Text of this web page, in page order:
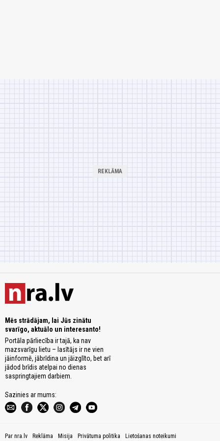
Mēs strādājam, lai Jūs zinātu
svarīgo, aktuālo un interesanto!
Portāla pārliecība ir tajā, ka nav
mazsvarīgu lietu – lasītājs ir ne vien
jāinformē, jābrīdina un jāizglīto, bet arī
jādod brīdis atelpai no dienas
saspringtajiem darbiem.
Sazinies ar mums:
Par nra.lv Reklāma Misija Privātuma politika Lietošanas noteikumi